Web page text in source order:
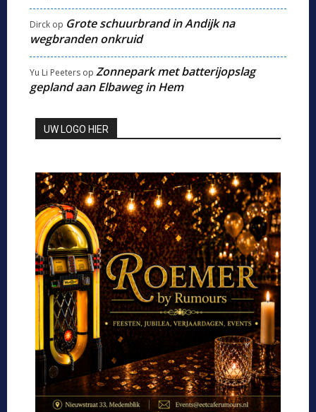
Dirck op Grote schuurbrand in Andijk na
wegbranden onkruid
Yu Li Peeters op Zonnepark met batterijopslag
gepland aan Elbaweg in Hem
UW LOGO HIER